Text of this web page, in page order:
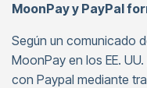
MoonPay y PayPal
Según un comunicado
MoonPay en los EE.
con Paypal mediante